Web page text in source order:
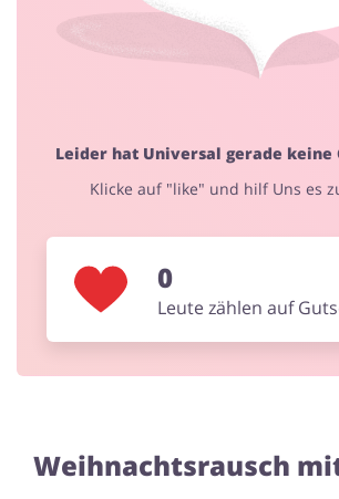
Leider hat Universal gerade keine
Klicke auf "like" und hilf Uns es
0
Leute zählen auf
Weihnachtsrausch